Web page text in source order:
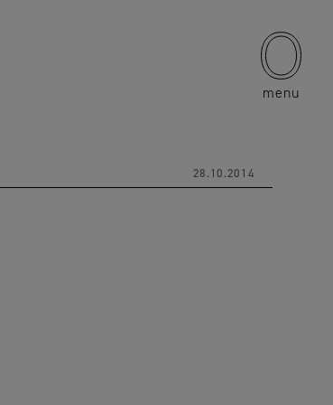
menu
28.10.2014